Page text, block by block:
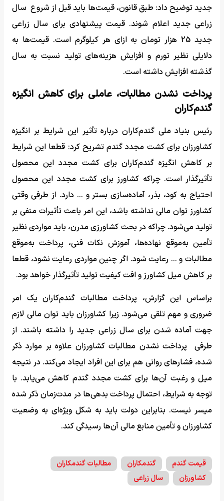
جدید توضیح داد: طبق قانون، قیمت‌ها باید قبل از شروع سال
زراعی جدید اعلام شوند. قیمت‌ پیشنهادی برای سال زراعی
جدید 25 هزار تومان به ازای هر کیلوگرم است. قیمت‌ها به
دلایلی نظیر تورم و افزایش هزینه‌های تولید نسبت به سال
گذشته افزایش داشته است.
پرداخت نشدن مطالبات، عاملی برای کاهش انگیزه
گندم‌کاران
رئیس بنیاد ملی گندم‌کاران درباره تأثیر این شرایط بر انگیزه
کشاورزان برای کشت مجدد گندم تشریح کرد: قطعا این شرایط
بر کاهش انگیزه گندم‌کاران برای کشت مجدد این محصول
تأثیر‌گذار است. چراکه کشاورز برای کشت مجدد این محصول
احتیاج به کود، بذر، آماده‌سازی بستر و ... دارد. از طرفی وقتی
کشاورز توان مالی نداشته باشد، این امر باعث تأثیرات منفی بر
تولید می‌شود. چراکه در بحث کشاورزی مدرن، باید مواردی نظیر
تأمین به‌موقع نهاده‌ها، آموزش نکات فنی، پرداخت به‌موقع
مطالبات و ... رعایت شود. اگر چنین مواردی رعایت نشود، قطعا
بر کاهش میل کشاورز و افت کیفیت تولید تأثیر‌گذار خواهد بود.
براساس این گزارش، پرداخت مطالبات گندم‌کاران یک امر
ضروری و مهم تلقی می‌شود. زیرا کشاورزان باید توان مالی لازم
جهت آماده شدن برای سال زراعی جدید را داشته باشند. از
طرفی پرداخت نشدن مطالبات کشاورزان علاوه بر موارد ذکر
شده، فشارهای روانی هم برای این افراد ایجاد می‌کند. در نتیجه
میل و رغبت آن‌ها برای کشت مجدد گندم کاهش می‌یابد. با
توجه به شرایط، احتمال پرداخت بدهی‌ها در مدت‌زمان ذکر شده
میسر نیست. بنابراین دولت باید به شکل ویژه‌ای به وضعیت
کشاورزان و تأمین منابع مالی آن‌ها رسیدگی کند.
قیمت گندم گندمکاران
مطالبات گندمکاران
کشاورزان
سال زراعی